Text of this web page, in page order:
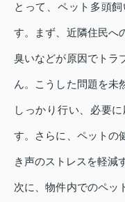
とって、ペット多頭
す。まず、近隣住民へ
臭いなどが原因でトラ
ん。こうした問題を未
しっかり行い、必要
す。さらに、ペットの
き声のストレスを軽減
次に、物件内でのペッ